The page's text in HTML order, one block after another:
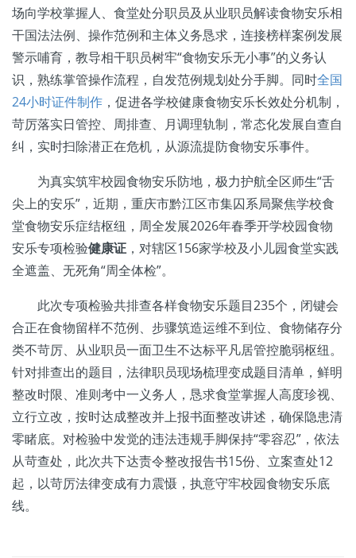
场向学校掌握人、食堂处分职员及从业职员解读食物安乐相
干国法法例、操作范例和主体义务恳求，连接榜样案例发展
警示哺育，教导相干职员树牢“食物安乐无小事”的义务认
识，熟练掌管操作流程，自发范例规划处分手脚。同时全国
24小时证件制作 ，促进各学校健康食物安乐长效处分机制，
苛厉落实日管控、周排查、月调理轨制，常态化发展自查自
纠，实时扫除潜正在危机，从源流提防食物安乐事件。
为真实筑牢校园食物安乐防地，极力护航全区师生“舌
尖上的安乐”，近期，重庆市黔江区市集囚系局聚焦学校食
堂食物安乐症结枢纽，周全发展2026年春季开学校园食物
安乐专项检验健康证 ，对辖区156家学校及小儿园食堂实践
全遮盖、无死角“周全体检”。
此次专项检验共排查各样食物安乐题目235个，闭键会
合正在食物留样不范例、步骤筑造运维不到位、食物储存分
类不苛厉、从业职员一面卫生不达标平凡居管控脆弱枢纽。
针对排查出的题目，法律职员现场梳理变成题目清单，鲜明
整改时限、准则考中一义务人，恳求食堂掌握人高度珍视、
立行立改，按时达成整改并上报书面整改讲述，确保隐患清
零睹底。对检验中发觉的违法违规手脚保持“零容忍”，依法
从苛查处，此次共下达责令整改报告书15份、立案查处12
起，以苛厉法律变成有力震慑，执意守牢校园食物安乐底
线。